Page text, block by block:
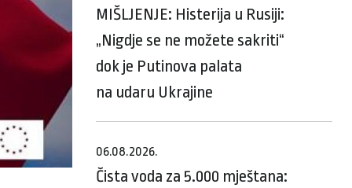
MIŠLJENJE: Histerija u Rusiji:
„Nigdje se ne možete sakriti“
dok je Putinova palata
na udaru Ukrajine
06.08.2026.
Čista voda za 5.000 mještana: